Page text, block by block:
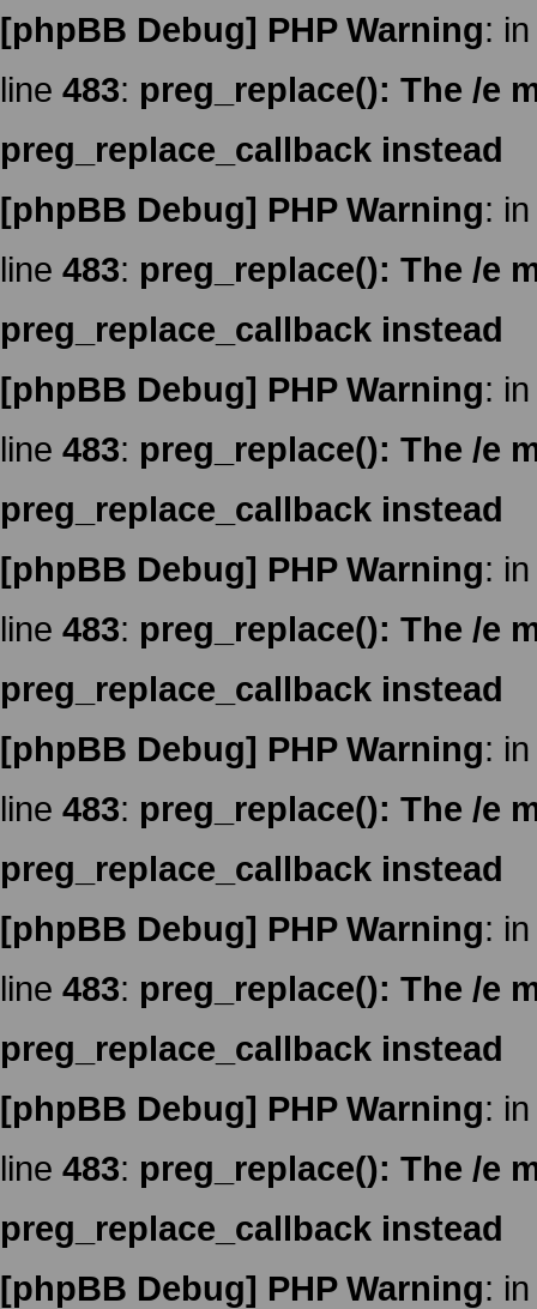
[phpBB Debug] PHP Warning:
line 483: preg_replace(): The /e
preg_replace_callback instead
[phpBB Debug] PHP Warning:
line 483: preg_replace(): The /e
preg_replace_callback instead
[phpBB Debug] PHP Warning:
line 483: preg_replace(): The /e
preg_replace_callback instead
[phpBB Debug] PHP Warning:
line 483: preg_replace(): The /e
preg_replace_callback instead
[phpBB Debug] PHP Warning:
line 483: preg_replace(): The /e
preg_replace_callback instead
[phpBB Debug] PHP Warning:
line 483: preg_replace(): The /e
preg_replace_callback instead
[phpBB Debug] PHP Warning:
line 483: preg_replace(): The /e
preg_replace_callback instead
[phpBB Debug] PHP Warning: